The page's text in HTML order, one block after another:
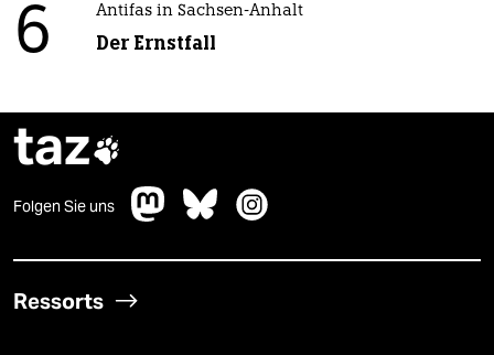
6 Antifas in Sachsen-Anhalt
Der Ernstfall
taz
Folgen Sie uns
Ressorts